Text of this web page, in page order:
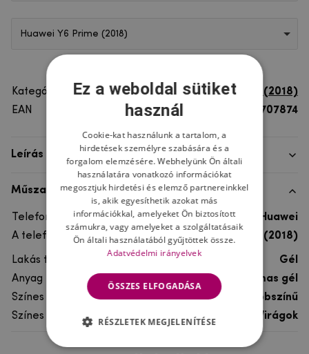
Huawei Y6 Prime (2018)
Kategória
Huawei Y6 Prime (2018)
EAN
8596579707874
Leírás
Műszaki adatok
Telefon márka
Huawei
A telefonmodellhez
Huawei Y6 Prime (2018)
Lakás típusa
Gél
Anyag
rugalmas gél
Színes
többszínű
Színes motívum
Virágok
Ez a weboldal sütiket
használ
Cookie-kat használunk a tartalom, a
hirdetések személyre szabására és a
forgalom elemzésére. Webhelyünk Ön általi
használatára vonatkozó információkat
megosztjuk hirdetési és elemző partnereinkkel
is, akik egyesíthetik azokat más
információkkal, amelyeket Ön biztosított
számukra, vagy amelyeket a szolgáltatásaik
Ön általi használatából gyűjtöttek össze.
Adatvédelmi irányelvek
ÖSSZES ELFOGADÁSA
RÉSZLETEK MEGJELENÍTÉSE